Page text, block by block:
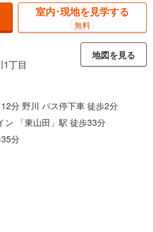
室内･現地を見学する
無料
丁目
地図を見る
分 野川 バス停下車 徒歩2分
ン 「東山田」駅 徒歩33分
分